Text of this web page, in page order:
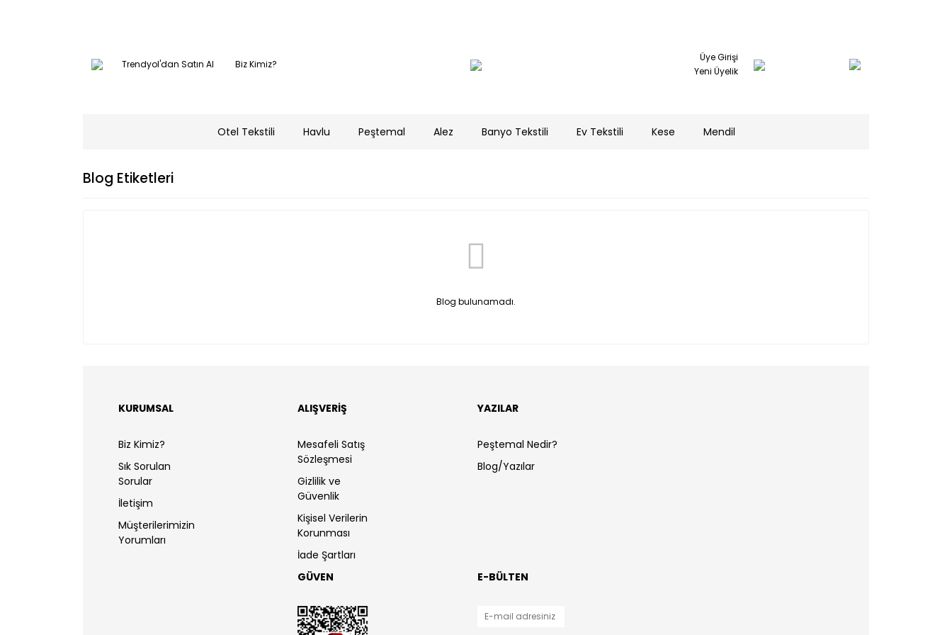
Trendyol'dan Satın Al Biz Kimiz?
Üye Girişi
Yeni Üyelik
Otel Tekstili Havlu Peştemal Alez Banyo Tekstili Ev Tekstili Kese Mendil
Blog Etiketleri
Blog bulunamadı.
KURUMSAL
Biz Kimiz?
Sık Sorulan
Sorular
İletişim
Müşterilerimizin
Yorumları
ALIŞVERİŞ
Mesafeli Satış
Sözleşmesi
Gizlilik ve
Güvenlik
Kişisel Verilerin
Korunması
İade Şartları
YAZILAR
Peştemal Nedir?
Blog/Yazılar
GÜVEN E-BÜLTEN